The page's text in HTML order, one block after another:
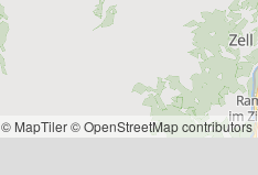
© MapTiler© OpenStreetMap contributors